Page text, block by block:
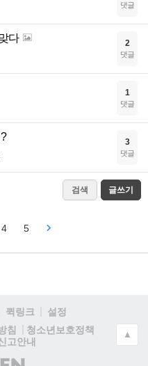
댓글
다 2
댓글
1
댓글
3
댓글
검색 글쓰기
4 5
퀵링크
설정
침
청소년보호정책
고안내
)
▲